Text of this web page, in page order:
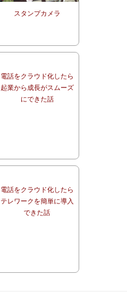
スタンプカメラ
電話をクラウド化したら
起業から成長がスムーズ
にできた話
電話をクラウド化したら
テレワークを簡単に導入
できた話